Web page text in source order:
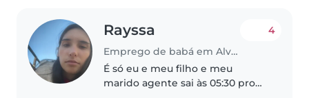
Rayssa
Emprego de babá em Alvorada (Rio Grande do Sul)
4
É só eu e meu filho e meu
marido agente sai às 05:30 pro